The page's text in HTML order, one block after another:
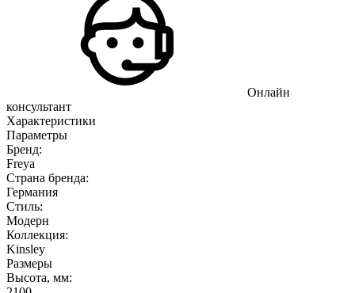
Онлайн
консультант
Характеристики
Параметры
Бренд:
Freya
Страна бренда:
Германия
Стиль:
Модерн
Коллекция:
Kinsley
Размеры
Высота, мм: